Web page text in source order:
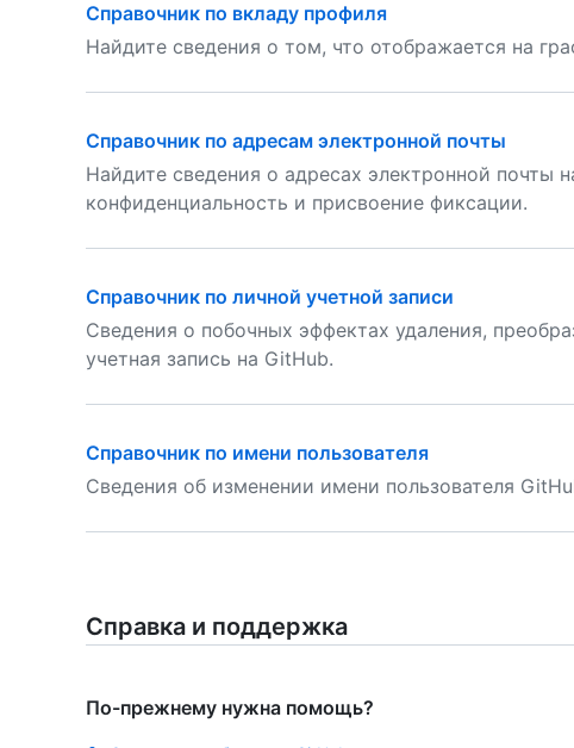
Справочник по вкладу профиля
Найдите сведения о том, что отображается на
Справочник по адресам электронной почты
Найдите сведения о адресах электронной почты
конфиденциальность и присвоение фиксации.
Справочник по личной учетной записи
Сведения о побочных эффектах удаления,
учетная запись на GitHub.
Справочник по имени пользователя
Сведения об изменении имени пользователя
Справка и поддержка
По-прежнему нужна помощь?